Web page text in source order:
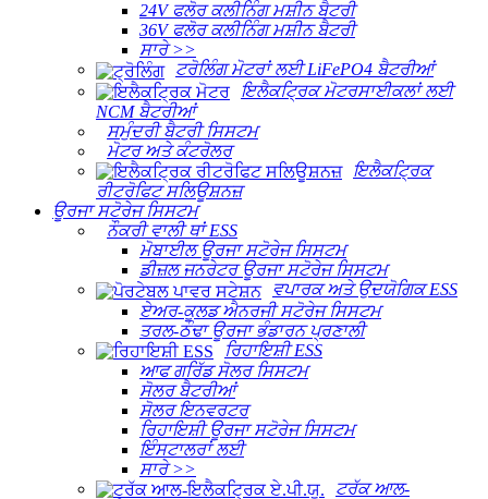
24V ਫਲੋਰ ਕਲੀਨਿੰਗ ਮਸ਼ੀਨ ਬੈਟਰੀ
36V ਫਲੋਰ ਕਲੀਨਿੰਗ ਮਸ਼ੀਨ ਬੈਟਰੀ
ਸਾਰੇ >>
ਟਰੋਲਿੰਗ ਮੋਟਰਾਂ ਲਈ LiFePO4 ਬੈਟਰੀਆਂ
ਇਲੈਕਟ੍ਰਿਕ ਮੋਟਰਸਾਈਕਲਾਂ ਲਈ
NCM ਬੈਟਰੀਆਂ
ਸਮੁੰਦਰੀ ਬੈਟਰੀ ਸਿਸਟਮ
ਮੋਟਰ ਅਤੇ ਕੰਟਰੋਲਰ
ਇਲੈਕਟ੍ਰਿਕ
ਰੀਟਰੋਫਿਟ ਸਲਿਊਸ਼ਨਜ਼
ਊਰਜਾ ਸਟੋਰੇਜ ਸਿਸਟਮ
ਨੌਕਰੀ ਵਾਲੀ ਥਾਂ ESS
ਮੋਬਾਈਲ ਊਰਜਾ ਸਟੋਰੇਜ ਸਿਸਟਮ
ਡੀਜ਼ਲ ਜਨਰੇਟਰ ਊਰਜਾ ਸਟੋਰੇਜ ਸਿਸਟਮ
ਵਪਾਰਕ ਅਤੇ ਉਦਯੋਗਿਕ ESS
ਏਅਰ-ਕੂਲਡ ਐਨਰਜੀ ਸਟੋਰੇਜ ਸਿਸਟਮ
ਤਰਲ-ਠੰਢਾ ਊਰਜਾ ਭੰਡਾਰਨ ਪ੍ਰਣਾਲੀ
ਰਿਹਾਇਸ਼ੀ ESS
ਆਫ ਗਰਿੱਡ ਸੋਲਰ ਸਿਸਟਮ
ਸੋਲਰ ਬੈਟਰੀਆਂ
ਸੋਲਰ ਇਨਵਰਟਰ
ਰਿਹਾਇਸ਼ੀ ਊਰਜਾ ਸਟੋਰੇਜ ਸਿਸਟਮ
ਇੰਸਟਾਲਰਾਂ ਲਈ
ਸਾਰੇ >>
ਟਰੱਕ ਆਲ-